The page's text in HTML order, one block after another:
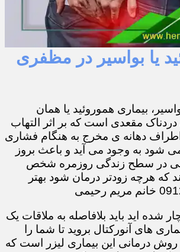
یا بواسیر در مظفری
بیماری هموروئید یا همان
دردناک مقعدی است که بر اثر التهاب
دهانه ی مخرج به هنگام فشاری
شود به وجود می آید و باعث بروز
در سطح زندگی روزمره شخص
که هرچه زودتر درمان شود بهتر
شده اید باید بلافاصله به ملاقات یک
های آنورکتال بروید تا شما را
روش درمانی این بیماری لیزر است که